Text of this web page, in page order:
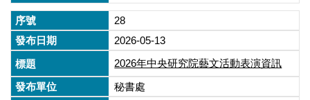
28
2026-05-13
2026年中央研究院藝文活動表演資訊
秘書處